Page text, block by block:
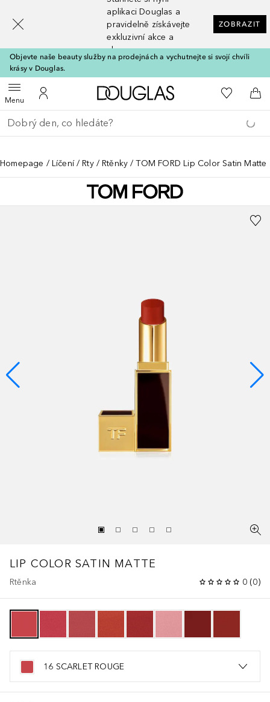
aplikaci Douglas a
pravidelně získávejte
exkluzivní akce a
slevy
ZOBRAZIT
Objevte naše beauty služby na prodejnách a vychutnejte si svojí chvíli
krásy v Douglas.
MenuOtevřít menuK mému účtu
Domů K mému
Do
Vraťte se
Proveďte vyhledávání
Homepage Líčení Rty Rtěnky TOM FORD Lip Color Satin Matte
LIP COLOR SATIN MATTE
Rtěnka 0 (0)
16 SCARLET ROUGE
[navigation.slideout.screenreader]